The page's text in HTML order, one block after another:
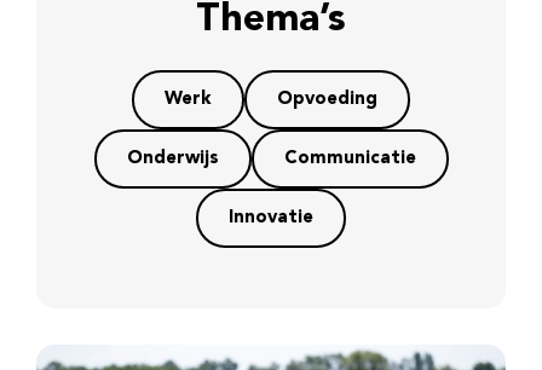
Thema’s
Werk Opvoeding
Onderwijs Communicatie
Innovatie